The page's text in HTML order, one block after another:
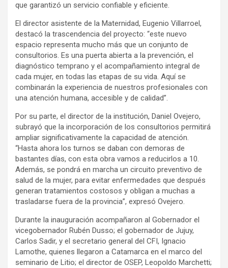
que garantizó un servicio confiable y eficiente.
El director asistente de la Maternidad, Eugenio Villarroel,
destacó la trascendencia del proyecto: “este nuevo
espacio representa mucho más que un conjunto de
consultorios. Es una puerta abierta a la prevención, el
diagnóstico temprano y el acompañamiento integral de
cada mujer, en todas las etapas de su vida. Aquí se
combinarán la experiencia de nuestros profesionales con
una atención humana, accesible y de calidad”.
Por su parte, el director de la institución, Daniel Ovejero,
subrayó que la incorporación de los consultorios permitirá
ampliar significativamente la capacidad de atención.
“Hasta ahora los turnos se daban con demoras de
bastantes días, con esta obra vamos a reducirlos a 10.
Además, se pondrá en marcha un circuito preventivo de
salud de la mujer, para evitar enfermedades que después
generan tratamientos costosos y obligan a muchas a
trasladarse fuera de la provincia”, expresó Ovejero.
Durante la inauguración acompañaron al Gobernador el
vicegobernador Rubén Dusso; el gobernador de Jujuy,
Carlos Sadir, y el secretario general del CFI, Ignacio
Lamothe, quienes llegaron a Catamarca en el marco del
seminario de Litio; el director de OSEP, Leopoldo Marchetti;